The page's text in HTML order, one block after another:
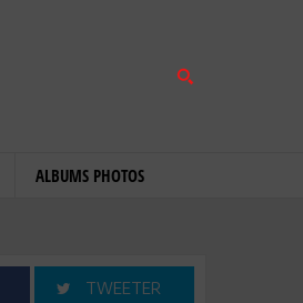
ALBUMS PHOTOS
TWEETER